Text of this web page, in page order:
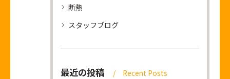
断熱
スタッフブログ
最近の投稿 Recent Posts